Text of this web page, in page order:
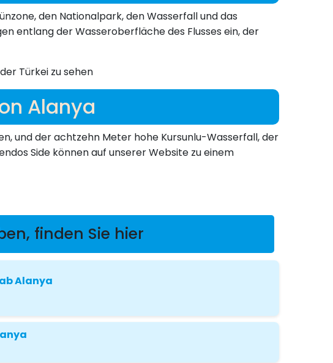
den Nationalpark, den Wasserfall und das
entlang der Wasseroberfläche des Flusses ein, der
Türkei zu sehen
Alanya
und der achtzehn Meter hohe Kursunlu-Wasserfall, der
Side können auf unserer Website zu einem
finden Sie hier
Alanya